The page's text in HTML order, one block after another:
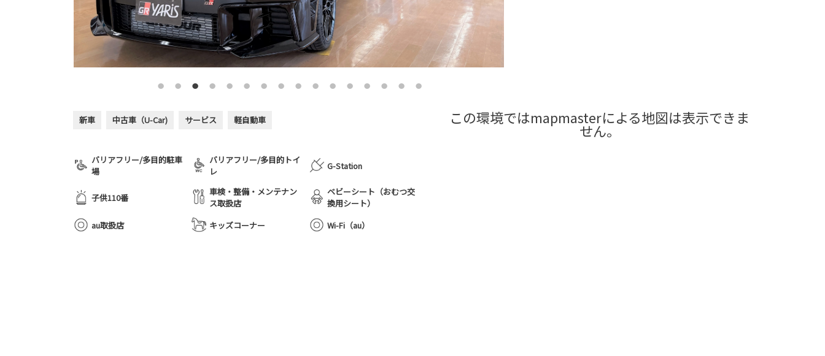
新車 中古車（U-Car) サービス 軽自動車
バリアフリー/多目的駐車
場
バリアフリー/多目的トイ
レ
G-Station
子供110番
車検・整備・メンテナン
ス取扱店
ベビーシート（おむつ交
換用シート）
au取扱店
キッズコーナー Wi-Fi（au）
この環境ではmapmasterによる地図は表示できま
せん。